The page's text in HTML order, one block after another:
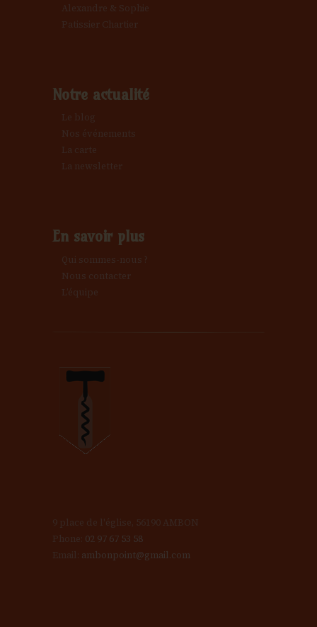
Alexandre & Sophie
Patissier Chartier
Notre actualité
Le blog
Nos événements
La carte
La newsletter
En savoir plus
Qui sommes-nous ?
Nous contacter
L’équipe
9 place de l'église, 56190 AMBON
Phone: 02 97 67 53 58
Email: ambonpoint@gmail.com